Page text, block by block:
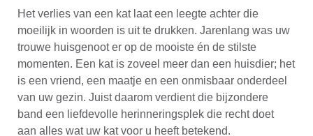
Het verlies van een kat laat een leegte achter die
moeilijk in woorden is uit te drukken. Jarenlang was uw
trouwe huisgenoot er op de mooiste én de stilste
momenten. Een kat is zoveel meer dan een huisdier; het
is een vriend, een maatje en een onmisbaar onderdeel
van uw gezin. Juist daarom verdient die bijzondere
band een liefdevolle herinneringsplek die recht doet
aan alles wat uw kat voor u heeft betekend.